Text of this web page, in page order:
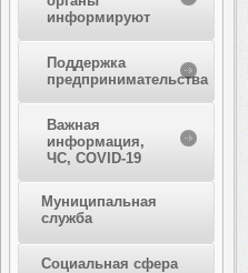
информируют
Поддержка
предпринимательства
Важная
информация,
ЧС, COVID-19
Муниципальная
служба
Социальная сфера